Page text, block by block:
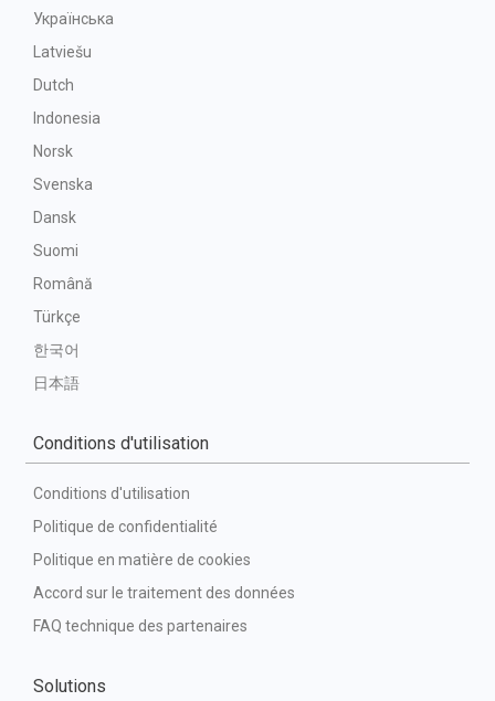
Українська
Latviešu
Dutch
Indonesia
Norsk
Svenska
Dansk
Suomi
Română
Türkçe
한국어
日本語
Conditions d'utilisation
Conditions d'utilisation
Politique de confidentialité
Politique en matière de cookies
Accord sur le traitement des données
FAQ technique des partenaires
Solutions